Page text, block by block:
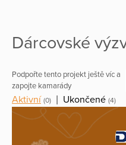
Dárcovské
Podpořte tento projekt ještě víc a
zapojte kamarády
Aktivní (0) | Ukončené (4)